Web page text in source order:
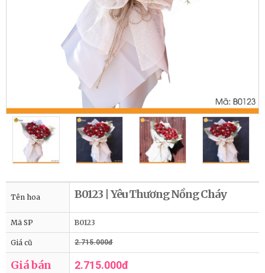
Tên hoa B0123 | Yêu Thương Nồng Cháy
Mã SP B0123
Giá cũ 2.715.000đ
Giá bán 2.715.000đ